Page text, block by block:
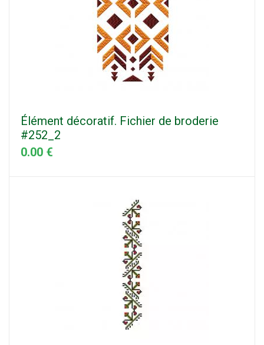
Élément décoratif. Fichier de broderie
#252_2
0.00 €